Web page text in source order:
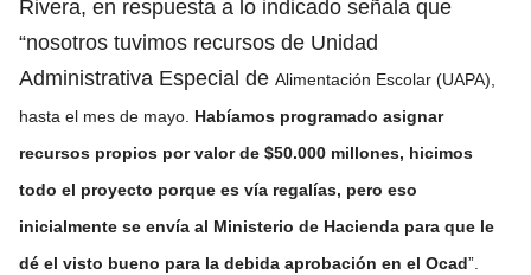
Rivera, en respuesta a lo indicado señala que
“nosotros tuvimos recursos de Unidad
Administrativa Especial de Alimentación Escolar (UAPA),
hasta el mes de mayo. Habíamos programado asignar
recursos propios por valor de $50.000 millones, hicimos
todo el proyecto porque es vía regalías, pero eso
inicialmente se envía al Ministerio de Hacienda para que le
dé el visto bueno para la debida aprobación en el Ocad”.